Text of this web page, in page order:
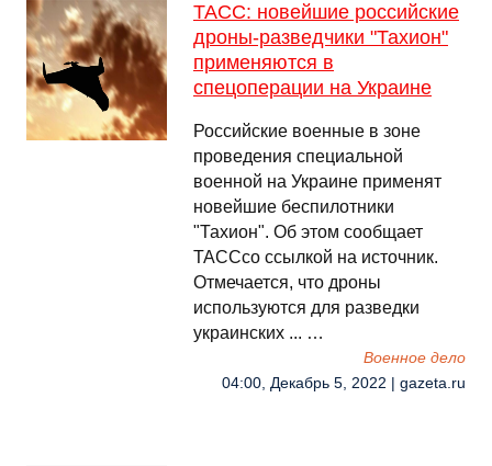
ТАСС: новейшие российские
дроны-разведчики "Тахион"
применяются в
спецоперации на Украине
Российские военные в зоне
проведения специальной
военной на Украине применят
новейшие беспилотники
"Тахион". Об этом сообщает
ТАССсо ссылкой на источник.
Отмечается, что дроны
используются для разведки
украинских ... …
Военное дело
04:00, Декабрь 5, 2022 | gazeta.ru